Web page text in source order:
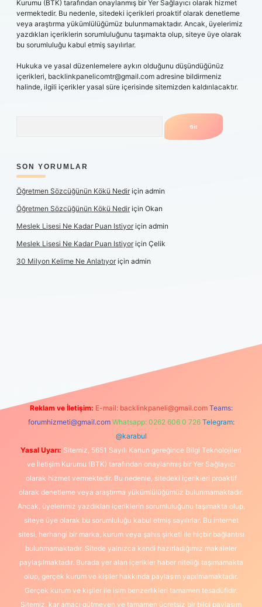
Kurumu (BTK) tarafından onaylanmış bir Yer Sağlayıcı olarak hizmet
vermektedir. Bu nedenle, sitedeki içerikleri proaktif olarak denetleme
veya araştırma yükümlülüğümüz bulunmamaktadır. Ancak, üyelerimiz
yazdıkları içeriklerin sorumluluğunu taşımakta olup, siteye üye olarak
bu sorumluluğu kabul etmiş sayılırlar.
Hukuka ve yasal düzenlemelere aykırı olduğunu düşündüğünüz
içerikleri, backlinkpanelicomtr@gmail.com adresine bildirmeniz
halinde, ilgili içerikler yasal süre içerisinde sitemizden kaldırılacaktır.
SON YORUMLAR
Öğretmen Sözcüğünün Kökü Nediriçin admin
Öğretmen Sözcüğünün Kökü Nediriçin Okan
Meslek Lisesi Ne Kadar Puan Istiyoriçin admin
Meslek Lisesi Ne Kadar Puan Istiyoriçin Çelik
30 Milyon Kelime Ne Anlatıyoriçin admin
elexbetgiris.org
Reklam ve İletişim: E-mail: backlinkpaneli@gmail.com Teams:
forumhizmeti@gmail.com Whatsapp: 0262 606 0 726 Telegram:
@karabul
Yasal Uyarı: Sitemiz, 5651 Sayılı Kanun gereğince Bilgi Teknolojileri
ve İletişim Kurumu (BTK) tarafından onaylanmış bir Yer Sağlayıcı
olarak hizmet vermektedir. Bu nedenle, sitedeki içerikleri proaktif
olarak denetleme veya araştırma yükümlülüğümüz bulunmamaktadır.
Ancak, üyelerimiz yazdıkları içeriklerin sorumluluğunu taşımakta olup,
siteye üye olarak bu sorumluluğu kabul etmiş sayılırlar. Bu internet
sitesi, herhangi bir marka, kurum veya şahıs şirketi ile hiçbir bağlantısı
bulunmamaktadır. Sitede yalnızca kendi hazırladığımız makaleler
paylaşılmaktadır. Burada yer alan içerikler haber niteliği taşımamakta
olup, gerçek kurum ve kişiler hakkında paylaşım yapılmamaktadır.
Gerçek kurum ve kişiler ile isim benzerlikleri tamamen tesadüfidir.
Sitemiz, kar amacı gütmeyen ve tamamen ücretsiz bir bilgi paylaşım